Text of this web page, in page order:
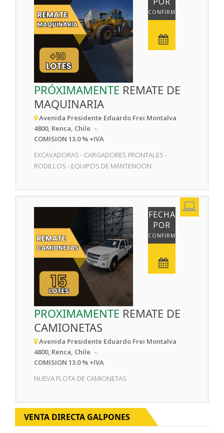
CONFIRMAR
PRÓXIMAMENTE REMATE DE
MAQUINARIA
Avenida Presidente Eduardo Frei Montalva
4800, Renca, Chile
COMISION 13.0 % +IVA
EXCAVADORAS - CARGADORES FRONTALES -
RODILLOS - EQUIPOS DE MANTENCION
FECHA
POR
CONFIRMAR
PROXIMAMENTE REMATE DE
CAMIONETAS
Avenida Presidente Eduardo Frei Montalva
4800, Renca, Chile
COMISION 13.0 % +IVA
NUEVA FLOTA DE CAMIONETAS
VENTA DIRECTA GALPONES